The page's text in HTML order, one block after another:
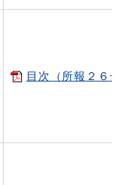
目次（所報２６